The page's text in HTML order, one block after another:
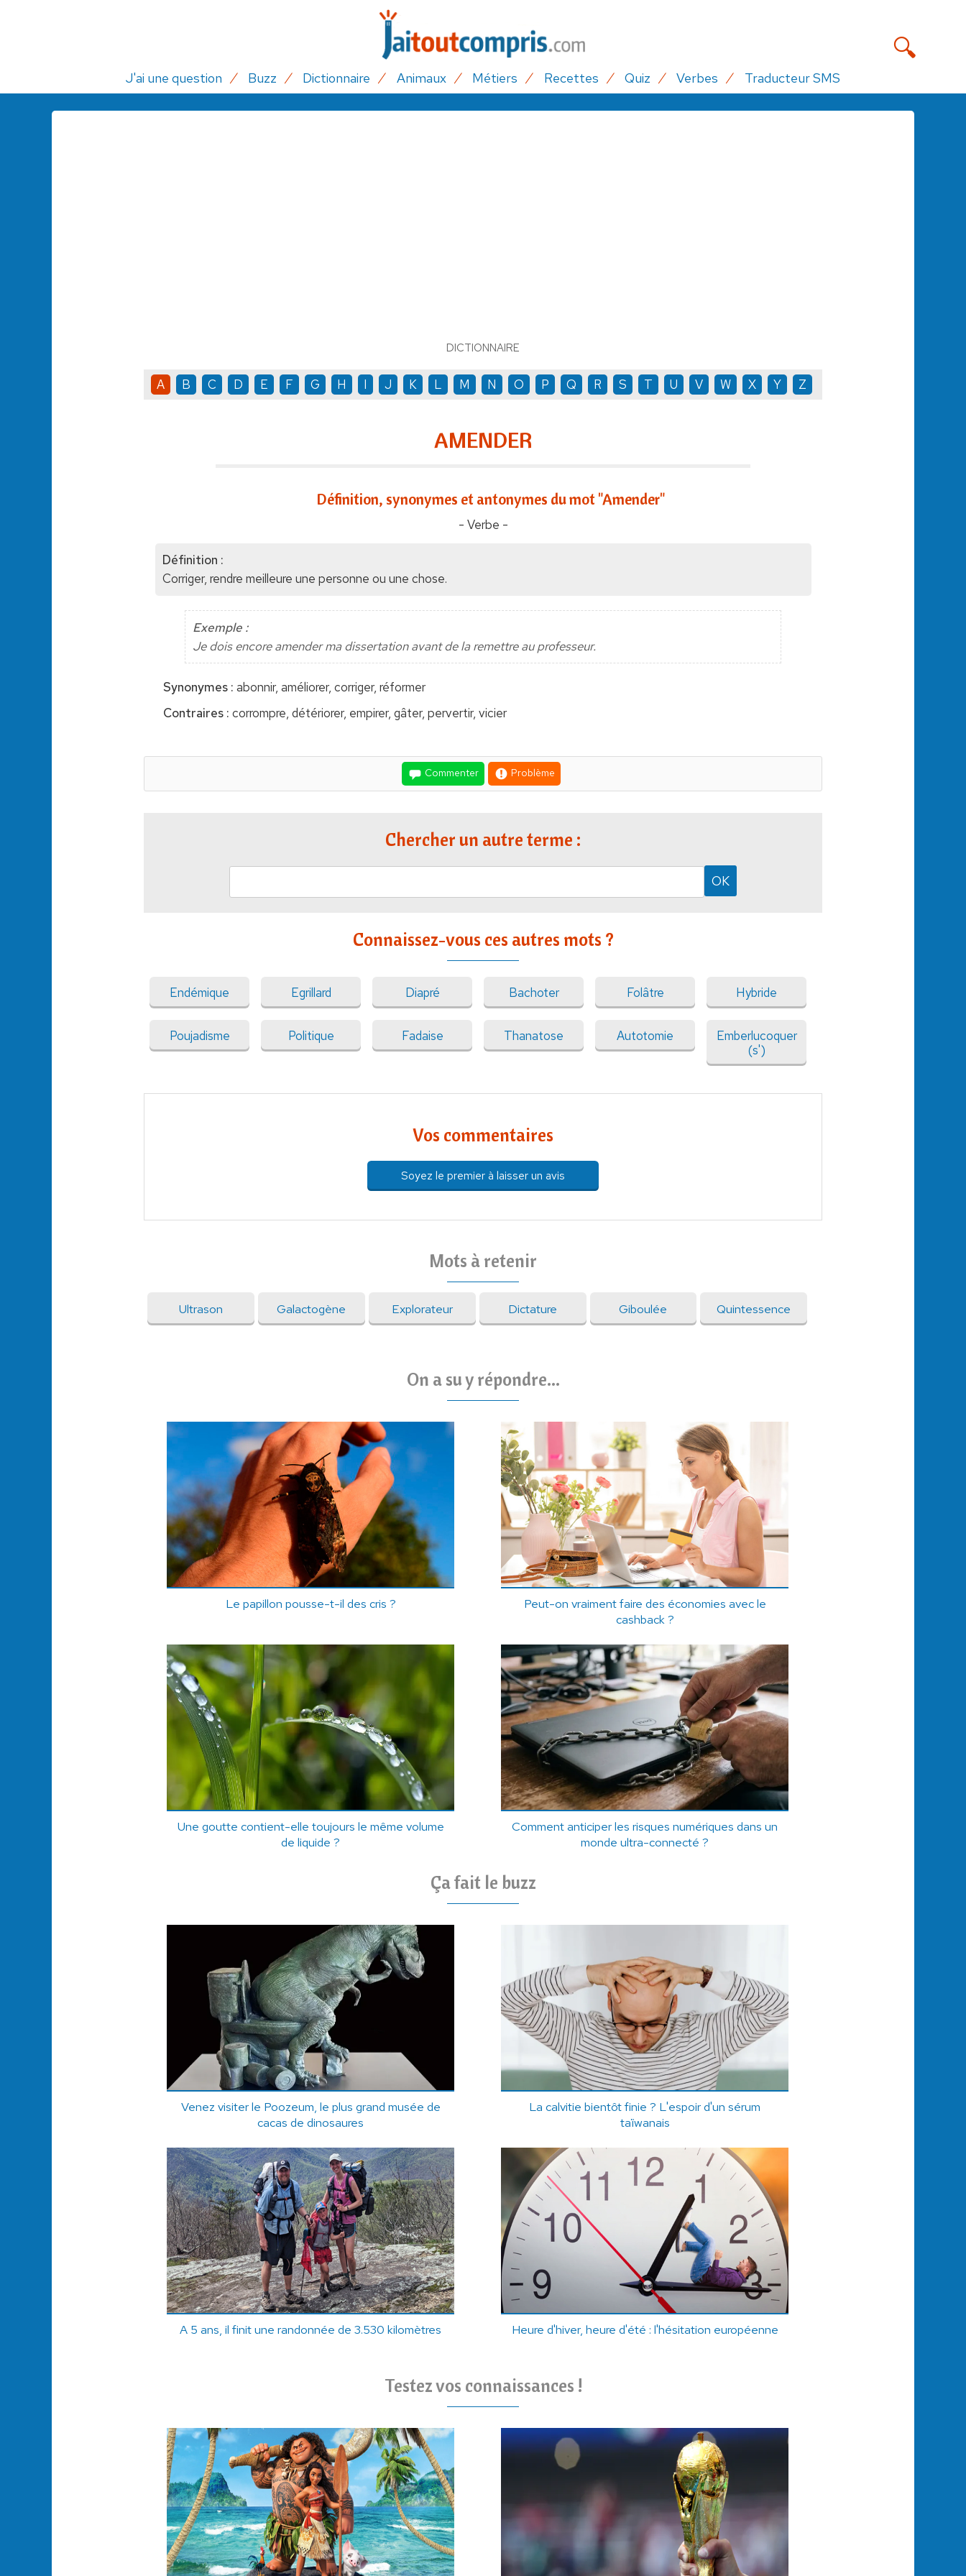
J'ai une question Buzz Dictionnaire Animaux Métiers Recettes Quiz Verbes Traducteur SMS
DICTIONNAIRE
A B C D E F G H I J K L M N O P Q R S T U V W X Y Z
AMENDER
Définition, synonymes et antonymes du mot "Amender"
- Verbe -
Définition :
Corriger, rendre meilleure une personne ou une chose.
Exemple :
Je dois encore amender ma dissertation avant de la remettre au professeur.
Synonymes : abonnir, améliorer, corriger, réformer
Contraires : corrompre, détériorer, empirer, gâter, pervertir, vicier
Commenter Problème
Chercher un autre terme :
Connaissez-vous ces autres mots ?
Endémique Egrillard Diapré Bachoter Folâtre Hybride
Poujadisme Politique Fadaise Thanatose Autotomie
Emberlucoquer
(s')
Vos commentaires
Soyez le premier à laisser un avis
Mots à retenir
Ultrason Galactogène Explorateur Dictature Giboulée Quintessence
On a su y répondre...
Le papillon pousse-t-il des cris ?
Peut-on vraiment faire des économies avec le
cashback ?
Une goutte contient-elle toujours le même volume
de liquide ?
Comment anticiper les risques numériques dans un
monde ultra-connecté ?
Ça fait le buzz
Venez visiter le Poozeum, le plus grand musée de
cacas de dinosaures
La calvitie bientôt finie ? L'espoir d'un sérum
taïwanais
A 5 ans, il finit une randonnée de 3.530 kilomètres Heure d'hiver, heure d'été : l'hésitation européenne
Testez vos connaissances !